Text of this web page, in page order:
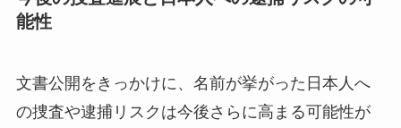
能性
文書公開をきっかけに、名前が挙がった日本人へ
の捜査や逮捕リスクは今後さらに高まる可能性が